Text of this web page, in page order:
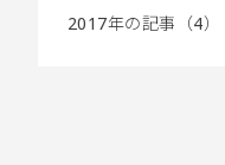
2017年の記事（4）